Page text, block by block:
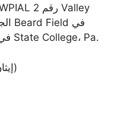
Nittany Lion Softball Park في State College، Pa.
(إيثان موريسون، بيفر كاونتي تايمز)